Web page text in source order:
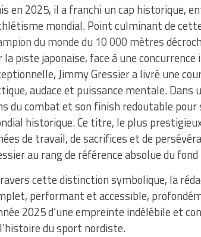
en 2025, il a franchi un cap historique,
mondial. Point culminant de
du monde du 10 000 mètres
la piste japonaise, face à une
Jimmy Gressier a livré une
audace et puissance mentale.
du combat et son finish redoutable
historique. Ce titre, le plus
de travail, de sacrifices et de
au rang de référence absolue du
cette distinction symbolique, la
performant et accessible,
2025 d’une empreinte indélébile et
du sport nordiste.